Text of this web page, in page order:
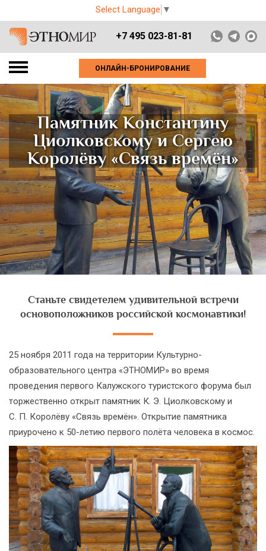
Select Language ▼
+7 495 023-81-81
ОНЛАЙН-БРОНИРОВАНИЕ
Памятник Константину
Циолковскому и Сергею
Королёву «Связь времён»
Станьте свидетелем удивительной встречи
основоположников российской космонавтики!
25 ноября 2011 года на территории Культурно-
образовательного центра «ЭТНОМИР» во время
проведения первого Калужского туристского форума был
торжественно открыт памятник К. Э. Циолковскому и
С. П. Королёву «Связь времён». Открытие памятника
приурочено к 50-летию первого полёта человека в космос.